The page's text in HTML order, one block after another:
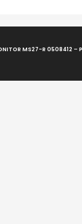
MS27-R 0508412 –